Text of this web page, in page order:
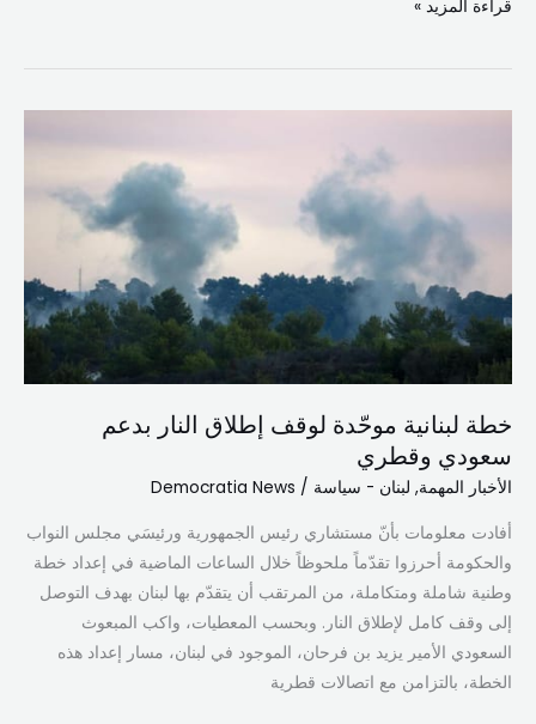
قراءة المزيد »
خطة لبنانية موحّدة لوقف إطلاق النار بدعم
سعودي وقطري
الأخبار المهمة, لبنان - سياسة /
Democratia News
أفادت معلومات بأنّ مستشاري رئيس الجمهورية ورئيسَي مجلس النواب
والحكومة أحرزوا تقدّماً ملحوظاً خلال الساعات الماضية في إعداد خطة
وطنية شاملة ومتكاملة، من المرتقب أن يتقدّم بها لبنان بهدف التوصل
إلى وقف كامل لإطلاق النار. وبحسب المعطيات، واكب المبعوث
السعودي الأمير يزيد بن فرحان، الموجود في لبنان، مسار إعداد هذه
الخطة، بالتزامن مع اتصالات قطرية
بدعم
سعودي
وقطري